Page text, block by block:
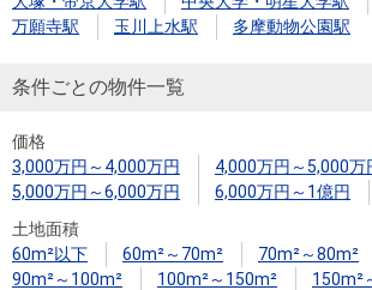
万願寺駅
玉川上水駅 多摩動物公園駅
条件ごとの物件一覧
価格
3,000万円～4,000万円
4,000万円～5,000万
5,000万円～6,000万円
6,000万円～1億円
土地面積
60m²以下
60m²～70m² 70m²～80m²
90m²～100m²
100m²～150m²
150m²